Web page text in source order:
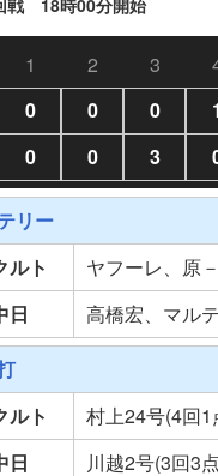
戦 18時00分開始
1 2 3
0 0 0
0 0 3
リー
ルト
ヤフーレ、原
日
高橋宏、マル
ルト
村上24号(4回
日
川越2号(3回3